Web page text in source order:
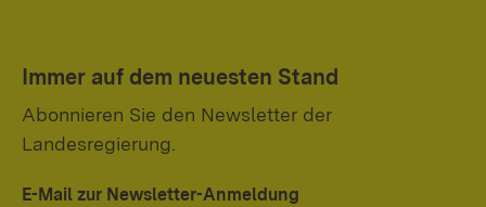
Immer auf dem neuesten Stand
Abonnieren Sie den Newsletter der
Landesregierung.
E-Mail zur Newsletter-Anmeldung